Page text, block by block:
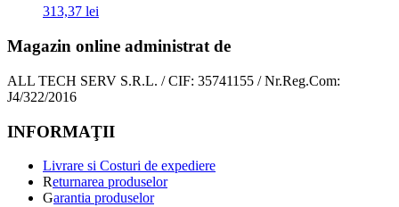
313,37 lei
Magazin online administrat de
ALL TECH SERV S.R.L. / CIF: 35741155 / Nr.Reg.Com:
J4/322/2016
INFORMAŢII
Livrare si Costuri de expediere
Returnarea produselor
Garantia produselor